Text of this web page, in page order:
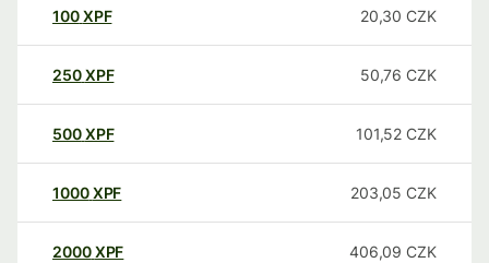
100XPF 20,30 CZK
250XPF 50,76 CZK
500XPF 101,52 CZK
1000XPF 203,05 CZK
2000XPF 406,09 CZK